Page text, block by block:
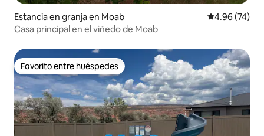
Estancia en granja en Moab Calificación
4.96 (74)
Casa principal en el viñedo de Moab
Favorito entre huéspedes
Favorito entre huéspedes